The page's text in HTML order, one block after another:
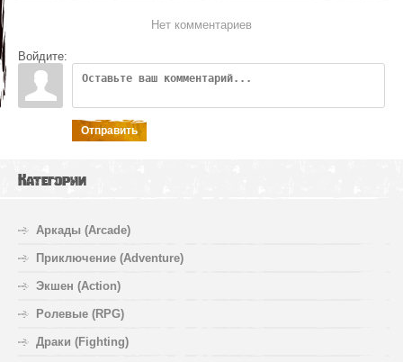
Нет комментариев
Войдите:
Отправить
Категории
Аркады (Arcade)
Приключение (Adventure)
Экшен (Action)
Ролевые (RPG)
Драки (Fighting)